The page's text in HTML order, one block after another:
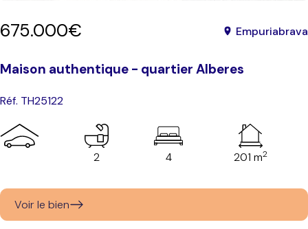
675.000€ Empuriabrava
Maison authentique - quartier Alberes
Réf. TH25122
2 4 201 m2
Voir le bien